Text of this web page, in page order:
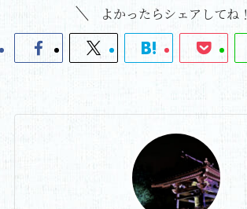
よかったらシェアしてね！